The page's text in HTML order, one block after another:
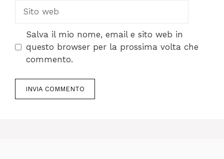
Sito
Salva il mio nome, email e sito web in
questo browser per la prossima volta che
commento.